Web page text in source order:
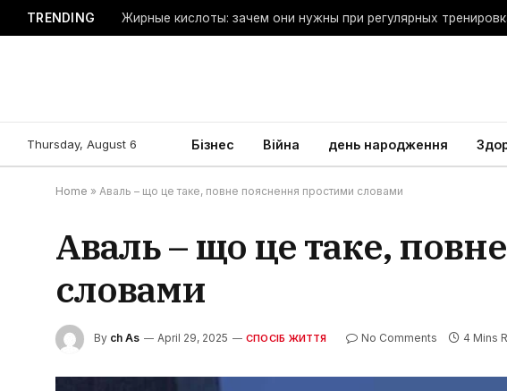
TRENDING Жирные кислоты: зачем они нужны при регулярных
Thursday, August 6 Бізнес Війна день народження
Home » Аваль – що це таке, повне пояснення простими словами
Аваль – що це таке,
словами
By ch As April 29, 2025 СПОСІБ ЖИТТЯ No Comments 4 Mins